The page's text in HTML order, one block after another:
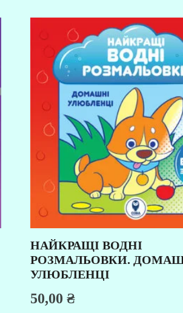
НАЙКРАЩІ ВОДНІ
РОЗМАЛЬОВКИ.
УЛЮБЛЕНЦІ
50,00 ₴